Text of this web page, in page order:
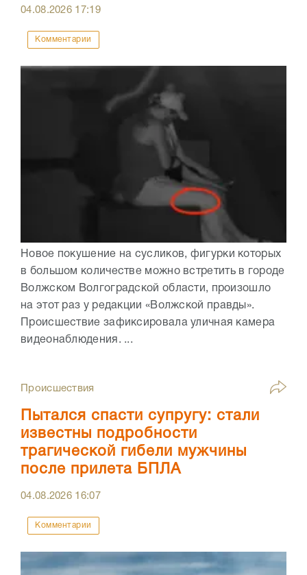
04.08.2026 17:19
Комментарии
Новое покушение на сусликов, фигурки которых
в большом количестве можно встретить в городе
Волжском Волгоградской области, произошло
на этот раз у редакции «Волжской правды».
Происшествие зафиксировала уличная камера
видеонаблюдения. ...
Происшествия
Пытался спасти супругу: стали
известны подробности
трагической гибели мужчины
после прилета БПЛА
04.08.2026 16:07
Комментарии